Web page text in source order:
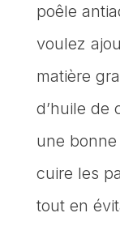
poêle
voulez
matière
d’huile de
une
cuire les
tout en